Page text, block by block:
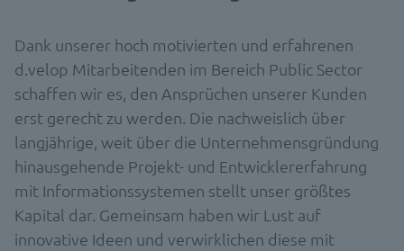
Dank unserer hoch motivierten und erfahrenen
d.velop Mitarbeitenden im Bereich Public Sector
schaffen wir es, den Ansprüchen unserer Kunden
erst gerecht zu werden. Die nachweislich über
langjährige, weit über die Unternehmensgründung
hinausgehende Projekt- und Entwicklererfahrung
mit Informationssystemen stellt unser größtes
Kapital dar. Gemeinsam haben wir Lust auf
innovative Ideen und verwirklichen diese mit